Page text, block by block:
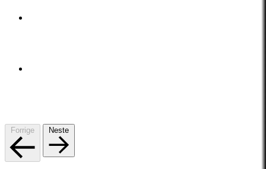
Forrige Neste